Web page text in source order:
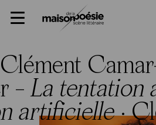
Panneau de gestion des
to
Primary
Clément
– La tentation
artificielle·